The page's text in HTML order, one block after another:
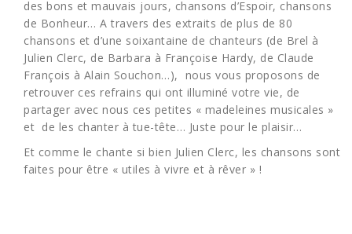
des bons et mauvais jours, chansons d’Espoir, chansons
de Bonheur… A travers des extraits de plus de 80
chansons et d’une soixantaine de chanteurs (de Brel à
Julien Clerc, de Barbara à Françoise Hardy, de Claude
François à Alain Souchon…), nous vous proposons de
retrouver ces refrains qui ont illuminé votre vie, de
partager avec nous ces petites « madeleines musicales »
et de les chanter à tue-tête… Juste pour le plaisir…
Et comme le chante si bien Julien Clerc, les chansons sont
faites pour être « utiles à vivre et à rêver » !